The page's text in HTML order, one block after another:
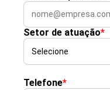
Setor de atuação*
Telefone*